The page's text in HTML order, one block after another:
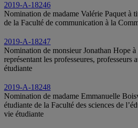
2019-A-18246
Nomination de madame Valérie Paquet à
de la Faculté de communication à la
2019-A-18247
Nomination de monsieur Jonathan Hope à
représentant les professeures, professeurs
étudiante
2019-A-18248
Nomination de madame Emmanuelle
étudiante de la Faculté des sciences de
vie étudiante